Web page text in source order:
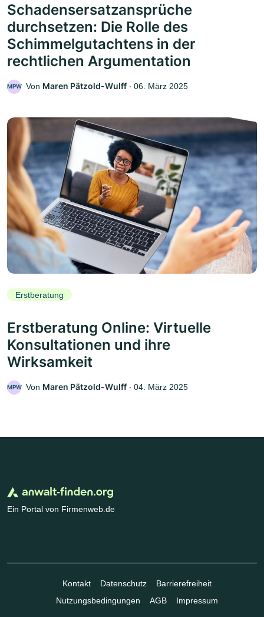
Schadensersatzansprüche
durchsetzen: Die Rolle des
Schimmelgutachtens in der
rechtlichen Argumentation
MPW Von Maren Pätzold-Wulff ‧ 06. März 2025
Erstberatung
Erstberatung Online: Virtuelle
Konsultationen und ihre
Wirksamkeit
MPW Von Maren Pätzold-Wulff ‧ 04. März 2025
Ein Portal von Firmenweb.de
Kontakt Datenschutz
Barrierefreiheit
Nutzungsbedingungen
AGB Impressum